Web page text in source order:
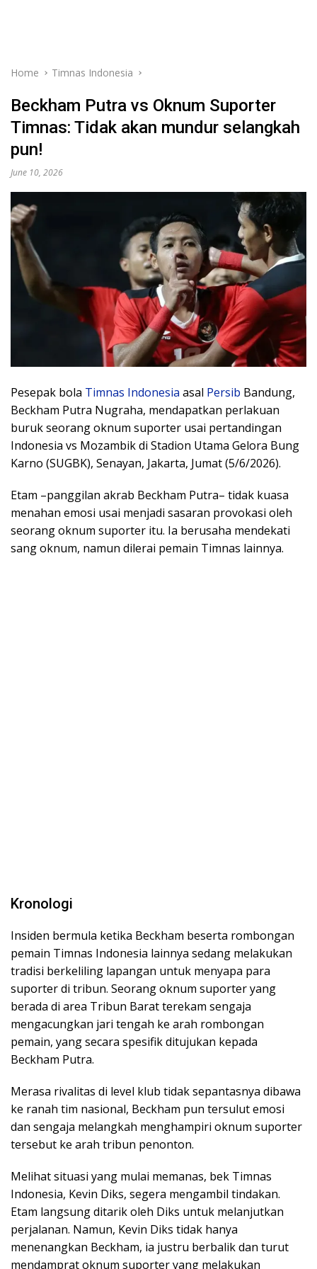
Home Timnas Indonesia
Beckham Putra vs Oknum Suporter
Timnas: Tidak akan mundur selangkah
pun!
June 10, 2026
Pesepak bola Timnas Indonesia asal Persib Bandung,
Beckham Putra Nugraha, mendapatkan perlakuan
buruk seorang oknum suporter usai pertandingan
Indonesia vs Mozambik di Stadion Utama Gelora Bung
Karno (SUGBK), Senayan, Jakarta, Jumat (5/6/2026).
Etam –panggilan akrab Beckham Putra– tidak kuasa
menahan emosi usai menjadi sasaran provokasi oleh
seorang oknum suporter itu. Ia berusaha mendekati
sang oknum, namun dilerai pemain Timnas lainnya.
Kronologi
Insiden bermula ketika Beckham beserta rombongan
pemain Timnas Indonesia lainnya sedang melakukan
tradisi berkeliling lapangan untuk menyapa para
suporter di tribun. Seorang oknum suporter yang
berada di area Tribun Barat terekam sengaja
mengacungkan jari tengah ke arah rombongan
pemain, yang secara spesifik ditujukan kepada
Beckham Putra.
Merasa rivalitas di level klub tidak sepantasnya dibawa
ke ranah tim nasional, Beckham pun tersulut emosi
dan sengaja melangkah menghampiri oknum suporter
tersebut ke arah tribun penonton.
Melihat situasi yang mulai memanas, bek Timnas
Indonesia, Kevin Diks, segera mengambil tindakan.
Etam langsung ditarik oleh Diks untuk melanjutkan
perjalanan. Namun, Kevin Diks tidak hanya
menenangkan Beckham, ia justru berbalik dan turut
mendamprat oknum suporter yang melakukan